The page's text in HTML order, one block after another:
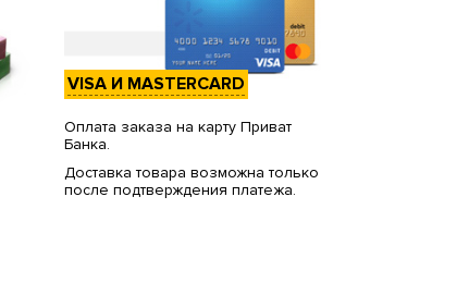
VISA И MASTERCARD
Оплата заказа на карту Приват
Банка.
Доставка товара возможна только
после подтверждения платежа.